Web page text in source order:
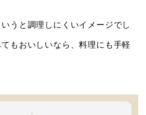
うと調理しにくいイメージでし
もおいしいなら、料理にも手軽